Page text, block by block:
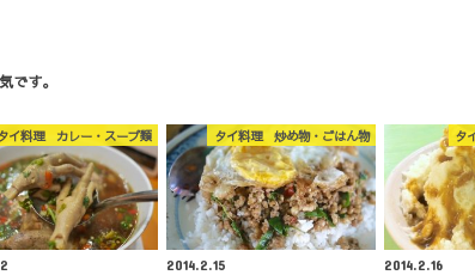
です。
イ料理 カレー・スープ類 タイ料理 炒め物・ごはん物
2014.2.15
タ
2014.2.16